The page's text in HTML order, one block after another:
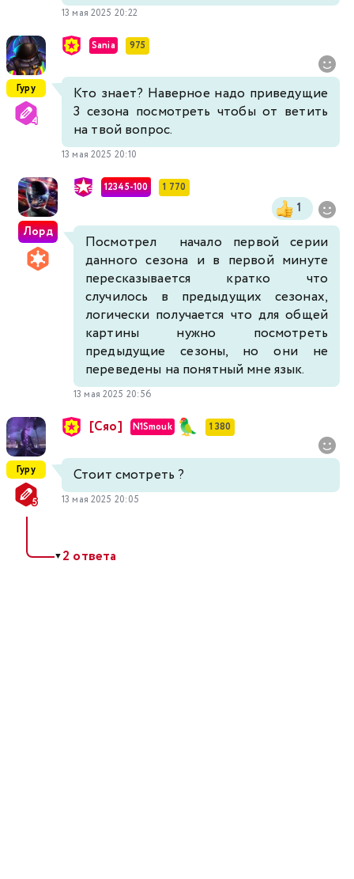
13 мая 2025 20:22
Гуру
Sania 975
Кто знает? Наверное надо приведущие
3 сезона посмотреть чтобы от ветить
на твой вопрос.
13 мая 2025 20:10
Лорд
12345-100 1 770
1
Посмотрел начало первой серии
данного сезона и в первой минуте
пересказывается кратко что
случилось в предыдущих сезонах,
логически получается что для общей
картины нужно посмотреть
предыдущие сезоны, но они не
переведены на понятный мне язык.
13 мая 2025 20:56
Гуру
[Сяо] N1Smouk 1 380
Стоит смотреть ?
13 мая 2025 20:05
▼2 ответа